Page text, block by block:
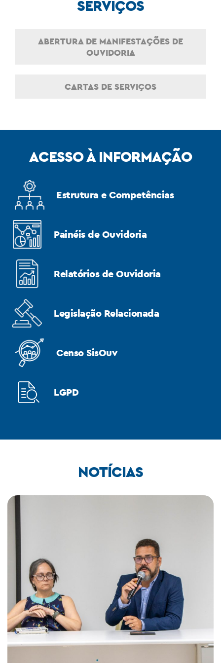
SERVIÇOS
ABERTURA DE MANIFESTAÇÕES DE
OUVIDORIA
CARTAS DE SERVIÇOS
ACESSO À INFORMAÇÃO
Estrutura e Competências
Painéis de Ouvidoria
Relatórios de Ouvidoria
Legislação Relacionada
Censo SisOuv
LGPD
NOTÍCIAS